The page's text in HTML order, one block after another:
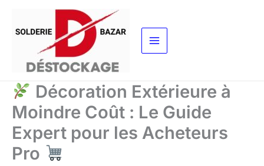
contenu
Décoration Extérieure à
Moindre Coût : Le Guide
Expert pour les Acheteurs
Pro